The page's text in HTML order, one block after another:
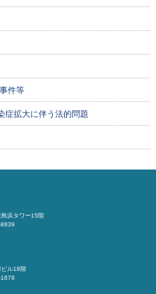
件等
症拡大に伴う法的問題
浜タワー15階
ビル18階